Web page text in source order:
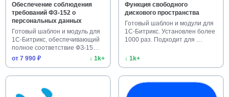
Обеспечение соблюдения
требований ФЗ-152 о
персональных данных
Готовый шаблон и модуль для
1С-Битрикс, обеспечивающий
полное соответствие ФЗ-15…
от 7 990 ₽
↓ 1k+
Функция свободного
дискового пространства
Готовый шаблон и модули для
1С-Битрикс. Установлен более
1000 раз. Подходит для …
↓ 1k+